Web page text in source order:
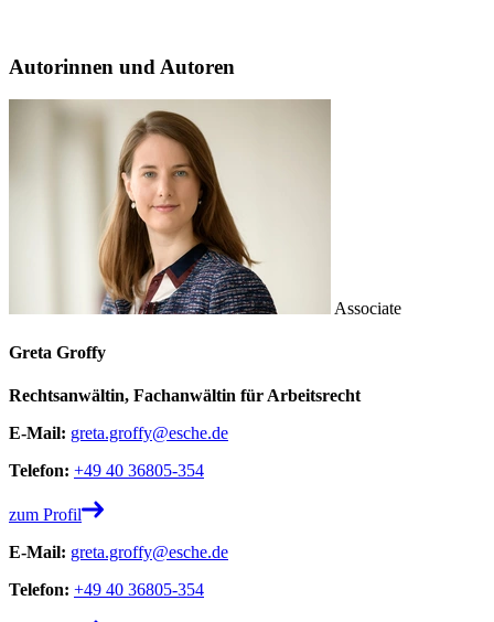
Autorinnen und Autoren
Associate
Greta Groffy
Rechtsanwältin, Fachanwältin für Arbeitsrecht
E-Mail: greta.groffy@esche.de
Telefon: +49 40 36805-354
zum Profil
E-Mail: greta.groffy@esche.de
Telefon: +49 40 36805-354